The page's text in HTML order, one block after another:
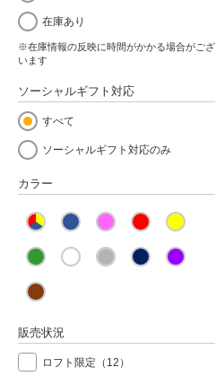
在庫あり
※在庫情報の反映に時間がかかる場合がござ
います
ソーシャルギフト対応
すべて
ソーシャルギフト対応のみ
カラー
販売状況
ロフト限定 （12）